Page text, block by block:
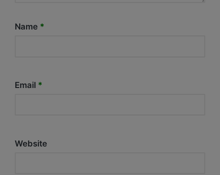
Name *
Email *
Website